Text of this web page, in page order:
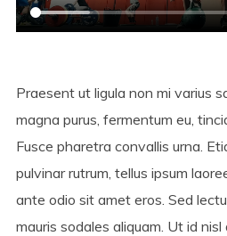
Praesent ut ligula non mi varius
magna purus, fermentum eu,
Fusce pharetra convallis urna.
pulvinar rutrum, tellus ipsum
ante odio sit amet eros. Sed
mauris sodales aliquam. Ut id nisl